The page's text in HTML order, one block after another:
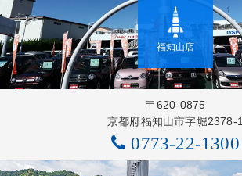
福知山店
〒620-0875
京都府福知山市字堀2378-1
0773-22-1300